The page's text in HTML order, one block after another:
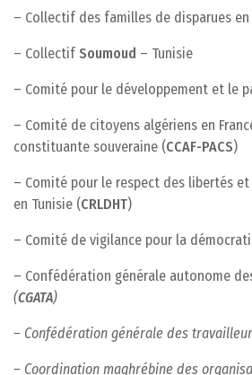
– Collectif des familles de disparues en
– CollectifSoumoud – Tunisie
– Comité pour le développement et le
– Comité de citoyens algériens en
constituante souveraine (CCAF-PACS)
– Comité pour le respect des libertés
en Tunisie (CRLDHT)
– Comité de vigilance pour la
– Confédération générale autonome
(CGATA)
– Confédération générale des
– Coordination maghrébine des